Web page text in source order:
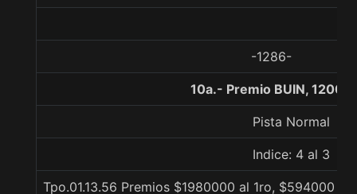
-1286-
10a.- Premio BUIN, 1200
Pista Normal
Indice: 4 al 3
Tpo.01.13.56 Premios $1980000 al 1ro, $594000